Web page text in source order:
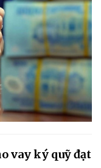
vay ký quỹ đạt